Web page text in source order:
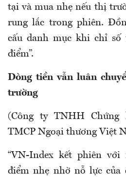
tại và mua nhẹ nếu thị
rung lắc trong phiên.
cấu danh mục khi chỉ số
điểm”.
Dòng tiền vẫn luân
trường
(Công ty TNHH Chứng
TMCP Ngoại thương Việt
“VN-Index kết phiên với
điểm nhẹ nhờ nỗ lực của